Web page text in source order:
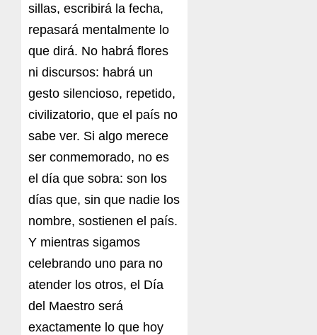
sillas, escribirá la fecha,
repasará mentalmente lo
que dirá. No habrá flores
ni discursos: habrá un
gesto silencioso, repetido,
civilizatorio, que el país no
sabe ver. Si algo merece
ser conmemorado, no es
el día que sobra: son los
días que, sin que nadie los
nombre, sostienen el país.
Y mientras sigamos
celebrando uno para no
atender los otros, el Día
del Maestro será
exactamente lo que hoy